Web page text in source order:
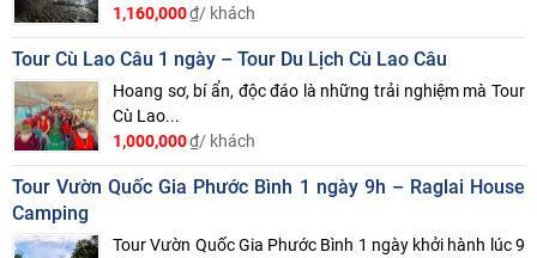
1,160,000₫/ khách
Tour Cù Lao Câu 1 ngày – Tour Du Lịch Cù Lao Câu
Hoang sơ, bí ẩn, độc đáo là những trải nghiệm mà Tour
Cù Lao...
1,000,000₫/ khách
Tour Vườn Quốc Gia Phước Bình 1 ngày 9h – Raglai House
Camping
Tour Vườn Quốc Gia Phước Bình 1 ngày khởi hành lúc 9